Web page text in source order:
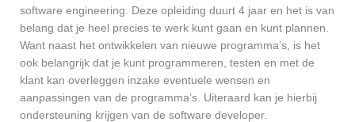
software engineering. Deze opleiding duurt 4 jaar en het is van
belang dat je heel precies te werk kunt gaan en kunt plannen.
Want naast het ontwikkelen van nieuwe programma’s, is het
ook belangrijk dat je kunt programmeren, testen en met de
klant kan overleggen inzake eventuele wensen en
aanpassingen van de programma’s. Uiteraard kan je hierbij
ondersteuning krijgen van de software developer.